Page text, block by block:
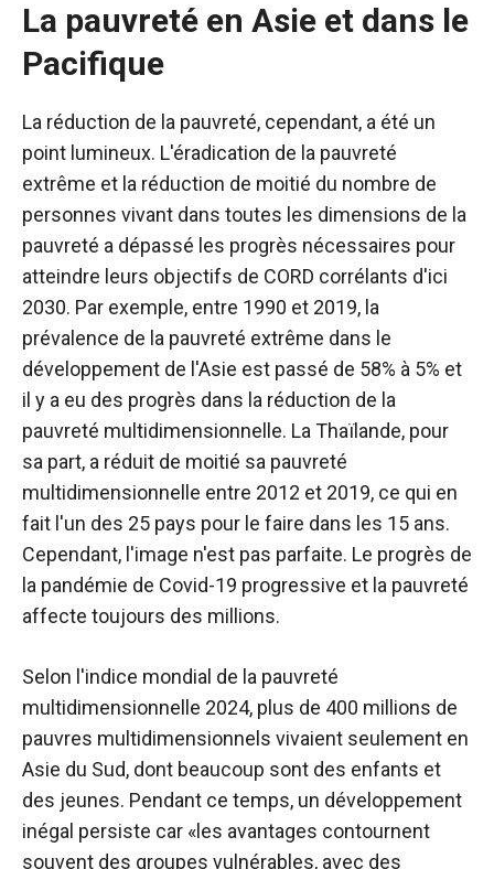
La pauvreté en Asie et dans le
Pacifique
La réduction de la pauvreté, cependant, a été un
point lumineux. L'éradication de la pauvreté
extrême et la réduction de moitié du nombre de
personnes vivant dans toutes les dimensions de la
pauvreté a dépassé les progrès nécessaires pour
atteindre leurs objectifs de CORD corrélants d'ici
2030. Par exemple, entre 1990 et 2019, la
prévalence de la pauvreté extrême dans le
développement de l'Asie est passé de 58% à 5% et
il y a eu des progrès dans la réduction de la
pauvreté multidimensionnelle. La Thaïlande, pour
sa part, a réduit de moitié sa pauvreté
multidimensionnelle entre 2012 et 2019, ce qui en
fait l'un des 25 pays pour le faire dans les 15 ans.
Cependant, l'image n'est pas parfaite. Le progrès de
la pandémie de Covid-19 progressive et la pauvreté
affecte toujours des millions.
Selon l'indice mondial de la pauvreté
multidimensionnelle 2024, plus de 400 millions de
pauvres multidimensionnels vivaient seulement en
Asie du Sud, dont beaucoup sont des enfants et
des jeunes. Pendant ce temps, un développement
inégal persiste car «les avantages contournent
souvent des groupes vulnérables, avec des